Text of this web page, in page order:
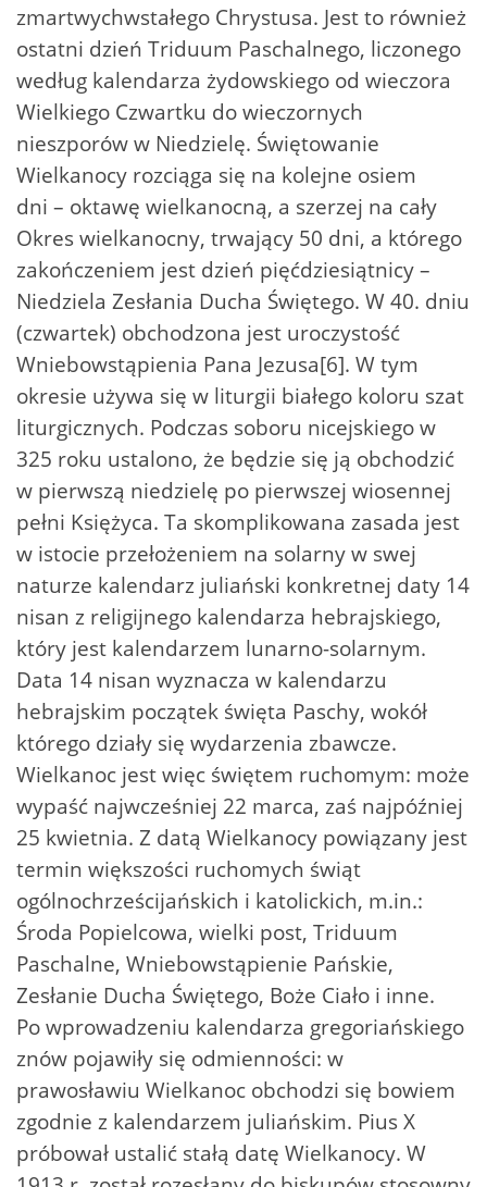
zmartwychwstałego Chrystusa. Jest to również
ostatni dzień Triduum Paschalnego, liczonego
według kalendarza żydowskiego od wieczora
Wielkiego Czwartku do wieczornych
nieszporów w Niedzielę. Świętowanie
Wielkanocy rozciąga się na kolejne osiem
dni – oktawę wielkanocną, a szerzej na cały
Okres wielkanocny, trwający 50 dni, a którego
zakończeniem jest dzień pięćdziesiątnicy –
Niedziela Zesłania Ducha Świętego. W 40. dniu
(czwartek) obchodzona jest uroczystość
Wniebowstąpienia Pana Jezusa[6]. W tym
okresie używa się w liturgii białego koloru szat
liturgicznych. Podczas soboru nicejskiego w
325 roku ustalono, że będzie się ją obchodzić
w pierwszą niedzielę po pierwszej wiosennej
pełni Księżyca. Ta skomplikowana zasada jest
w istocie przełożeniem na solarny w swej
naturze kalendarz juliański konkretnej daty 14
nisan z religijnego kalendarza hebrajskiego,
który jest kalendarzem lunarno-solarnym.
Data 14 nisan wyznacza w kalendarzu
hebrajskim początek święta Paschy, wokół
którego działy się wydarzenia zbawcze.
Wielkanoc jest więc świętem ruchomym: może
wypaść najwcześniej 22 marca, zaś najpóźniej
25 kwietnia. Z datą Wielkanocy powiązany jest
termin większości ruchomych świąt
ogólnochrześcijańskich i katolickich, m.in.:
Środa Popielcowa, wielki post, Triduum
Paschalne, Wniebowstąpienie Pańskie,
Zesłanie Ducha Świętego, Boże Ciało i inne.
Po wprowadzeniu kalendarza gregoriańskiego
znów pojawiły się odmienności: w
prawosławiu Wielkanoc obchodzi się bowiem
zgodnie z kalendarzem juliańskim. Pius X
próbował ustalić stałą datę Wielkanocy. W